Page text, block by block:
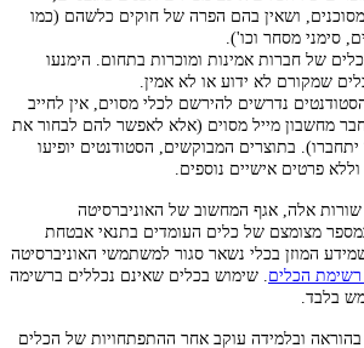
מסוכנים, ושאין בהם הפרה של חוקים כלשהם (כמו
סימני מסחר וכו').
של חברות אמינות ומוכרות בתחום. הימנעו
שמקורם לא ידוע או לא אמין.
נדרשים להירשם לכלי מסוים, אין לחייב
מחשבון מייל מסוים (אלא לאפשר להם לבחור את
יתחברו). בתוצרים המבוקשים, הסטודנטים יופיעו
פרטים אישיים נוספים.
שורות אלה, אגף המחשוב של האוניברסיטה
מצומצם של כלים העומדים בתנאי אבטחת
המוזן בכלי נשאר סגור למשתמשי האוניברסיטה
רשימת הכלים. שימוש בכלים שאינם נכללים ברשימה
בלבד.
ובלמידה עוקב אחר ההתפתחויות של הכלים